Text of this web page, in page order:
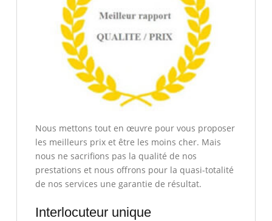
Nous mettons tout en œuvre pour vous proposer
les meilleurs prix et être les moins cher. Mais
nous ne sacrifions pas la qualité de nos
prestations et nous offrons pour la quasi-totalité
de nos services une garantie de résultat.
Interlocuteur unique